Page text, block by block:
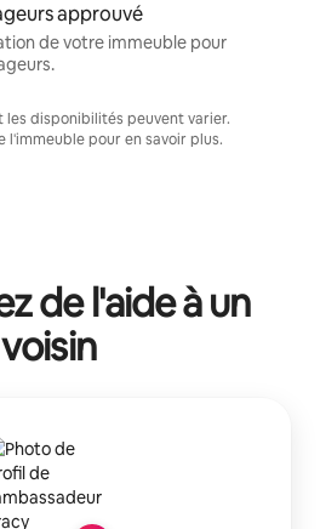
approuvé
de votre immeuble pour
disponibilités peuvent varier.
l'immeuble pour en savoir plus.
de l'aide à un
voisin